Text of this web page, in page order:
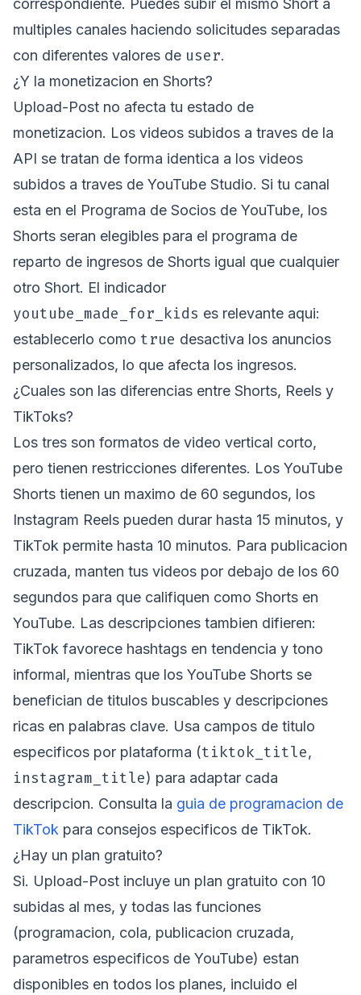
correspondiente. Puedes subir el mismo Short a
multiples canales haciendo solicitudes separadas
con diferentes valores de user.
¿Y la monetizacion en Shorts?
Upload-Post no afecta tu estado de
monetizacion. Los videos subidos a traves de la
API se tratan de forma identica a los videos
subidos a traves de YouTube Studio. Si tu canal
esta en el Programa de Socios de YouTube, los
Shorts seran elegibles para el programa de
reparto de ingresos de Shorts igual que cualquier
otro Short. El indicador
youtube_made_for_kids es relevante aqui:
establecerlo como true desactiva los anuncios
personalizados, lo que afecta los ingresos.
¿Cuales son las diferencias entre Shorts, Reels y
TikToks?
Los tres son formatos de video vertical corto,
pero tienen restricciones diferentes. Los YouTube
Shorts tienen un maximo de 60 segundos, los
Instagram Reels pueden durar hasta 15 minutos, y
TikTok permite hasta 10 minutos. Para publicacion
cruzada, manten tus videos por debajo de los 60
segundos para que califiquen como Shorts en
YouTube. Las descripciones tambien difieren:
TikTok favorece hashtags en tendencia y tono
informal, mientras que los YouTube Shorts se
benefician de titulos buscables y descripciones
ricas en palabras clave. Usa campos de titulo
especificos por plataforma (tiktok_title,
instagram_title) para adaptar cada
descripcion. Consulta la guia de programacion de
TikTok para consejos especificos de TikTok.
¿Hay un plan gratuito?
Si. Upload-Post incluye un plan gratuito con 10
subidas al mes, y todas las funciones
(programacion, cola, publicacion cruzada,
parametros especificos de YouTube) estan
disponibles en todos los planes, incluido el